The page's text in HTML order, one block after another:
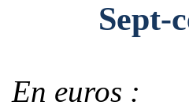
Sept-
En euros :